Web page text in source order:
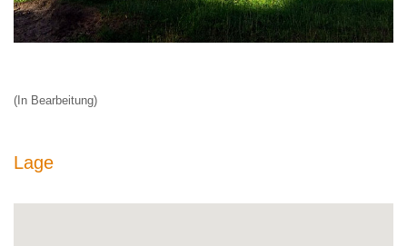
(In Bearbeitung)
Lage